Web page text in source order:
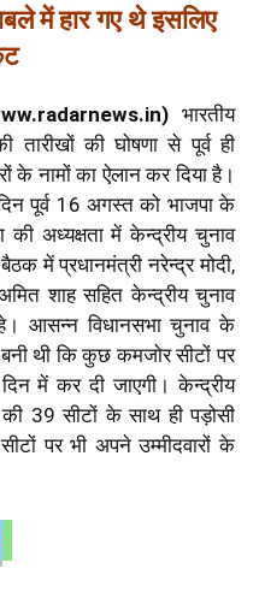
में हार गए थे इसलिए
भारतीय
तारीखों की घोषणा से पूर्व ही
के नामों का ऐलान कर दिया है।
पूर्व 16 अगस्त को भाजपा के
की अध्यक्षता में केन्द्रीय चुनाव
में प्रधानमंत्री नरेन्द्र मोदी,
शाह सहित केन्द्रीय चुनाव
आसन्न विधानसभा चुनाव के
थी कि कुछ कमजोर सीटों पर
दिन में कर दी जाएगी। केन्द्रीय
39 सीटों के साथ ही पड़ोसी
पर भी अपने उम्मीदवारों के